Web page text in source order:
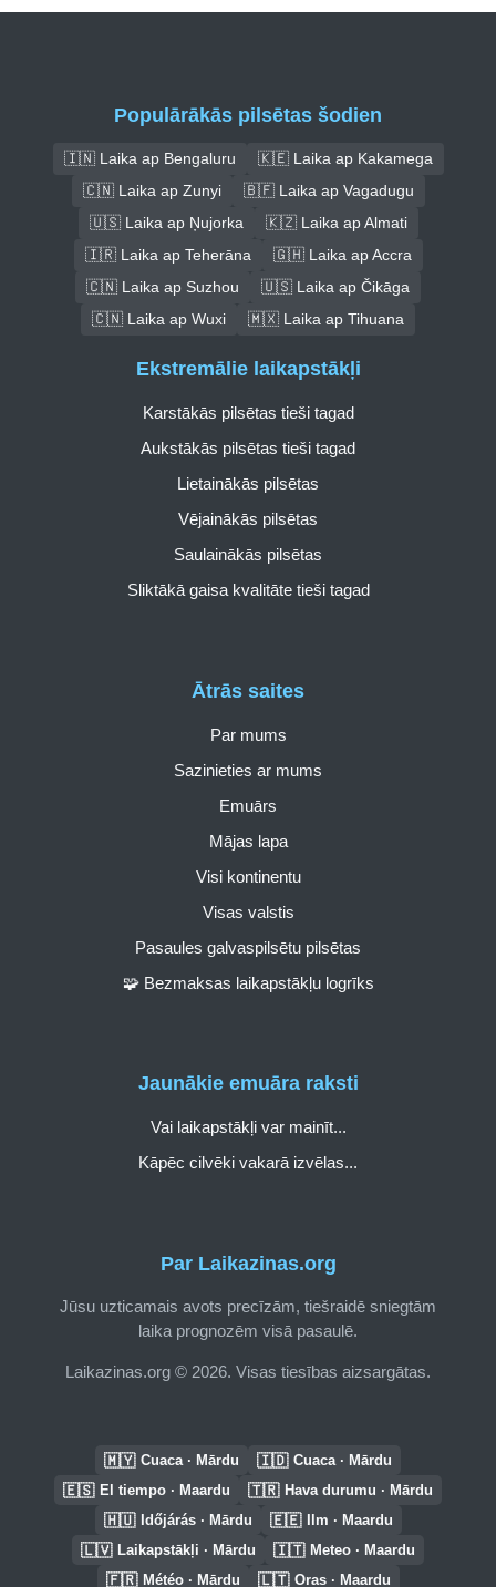
Populārākās pilsētas šodien
🇮🇳 Laika ap Bengaluru
🇰🇪 Laika ap Kakamega
🇨🇳 Laika ap Zunyi
🇧🇫 Laika ap Vagadugu
🇺🇸 Laika ap Ņujorka
🇰🇿 Laika ap Almati
🇮🇷 Laika ap Teherāna
🇬🇭 Laika ap Accra
🇨🇳 Laika ap Suzhou
🇺🇸 Laika ap Čikāga
🇨🇳 Laika ap Wuxi
🇲🇽 Laika ap Tihuana
Par Laikazinas.org
Jūsu uzticamais avots precīzām, tiešraidē sniegtām
laika prognozēm visā pasaulē.
Laikazinas.org © 2026. Visas tiesības aizsargātas.
Ātrās saites
Par mums
Sazinieties ar mums
Emuārs
Mājas lapa
Visi kontinentu
Visas valstis
Pasaules galvaspilsētu pilsētas
🧩 Bezmaksas laikapstākļu logrīks
Ekstremālie laikapstākļi
Karstākās pilsētas tieši tagad
Aukstākās pilsētas tieši tagad
Lietainākās pilsētas
Vējainākās pilsētas
Saulainākās pilsētas
Sliktākā gaisa kvalitāte tieši tagad
Jaunākie emuāra raksti
Vai laikapstākļi var mainīt...
Kāpēc cilvēki vakarā izvēlas...
🇲🇾 Cuaca · Mārdu 🇮🇩 Cuaca · Mārdu
🇪🇸 El tiempo · Maardu 🇹🇷 Hava durumu · Mārdu
🇭🇺 Időjárás · Mārdu 🇪🇪 Ilm · Maardu
🇱🇻 Laikapstākļi · Mārdu 🇮🇹 Meteo · Maardu
🇫🇷 Météo · Mārdu 🇱🇹 Oras · Maardu